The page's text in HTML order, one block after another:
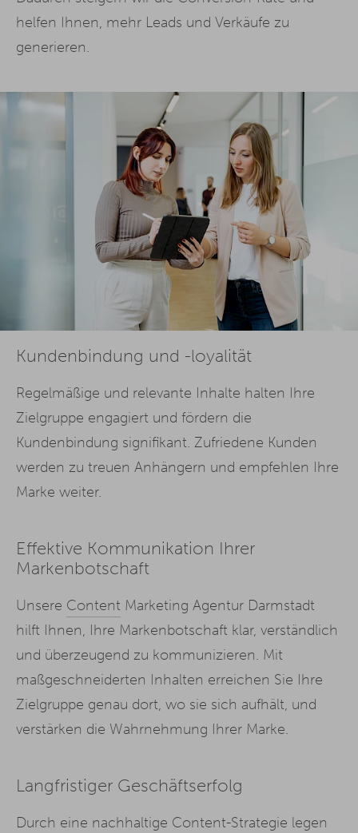
helfen Ihnen, mehr Leads und Verkäufe zu
generieren.
Kundenbindung und -loyalität
Regelmäßige und relevante Inhalte halten Ihre
Zielgruppe engagiert und fördern die
Kundenbindung signifikant. Zufriedene Kunden
werden zu treuen Anhängern und empfehlen Ihre
Marke weiter.
Effektive Kommunikation Ihrer
Markenbotschaft
Unsere Content Marketing Agentur Darmstadt
hilft Ihnen, Ihre Markenbotschaft klar, verständlich
und überzeugend zu kommunizieren. Mit
maßgeschneiderten Inhalten erreichen Sie Ihre
Zielgruppe genau dort, wo sie sich aufhält, und
verstärken die Wahrnehmung Ihrer Marke.
Langfristiger Geschäftserfolg
Durch eine nachhaltige Content-Strategie legen